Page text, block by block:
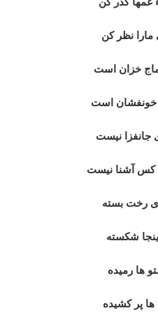
مارا نظر کن
خزان است
خونفشان است
جانفزا نیست
کس آشنا نیست
رخت بسته
شکسته
ها رمیده
پر کشیده